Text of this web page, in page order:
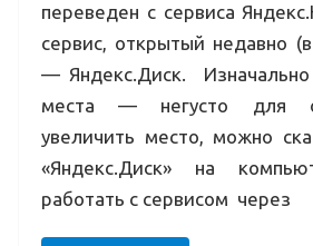
переведен с сервиса
сервис, открытый недавно
— Яндекс.Диск.
места — негусто для
увеличить место, можно
«Яндекс.Диск» на
работать с сервисом через